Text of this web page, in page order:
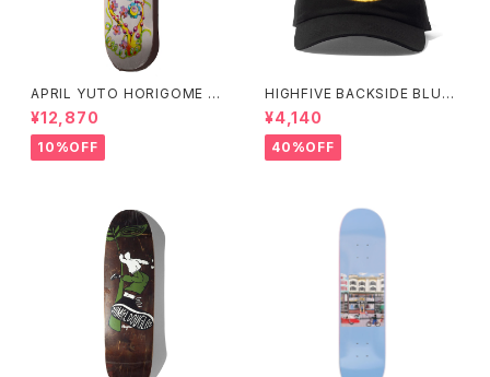
APRIL YUTO HORIGOME E
MA GASPER 8.25インチ
¥12,870
10%OFF
HIGHFIVE BACKSIDE BLUN
T 6PANEL CAP
¥4,140
40%OFF